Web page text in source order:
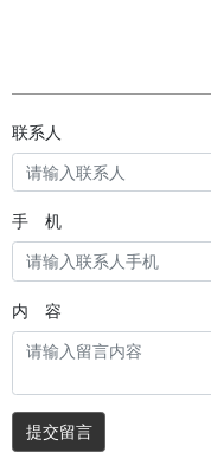
联系人
手 机
内 容
提交留言